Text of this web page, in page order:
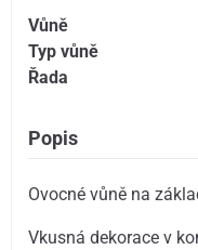
Vůně
Typ vůně
Řada
Popis
Ovocné vůně na
Vkusná dekorace v